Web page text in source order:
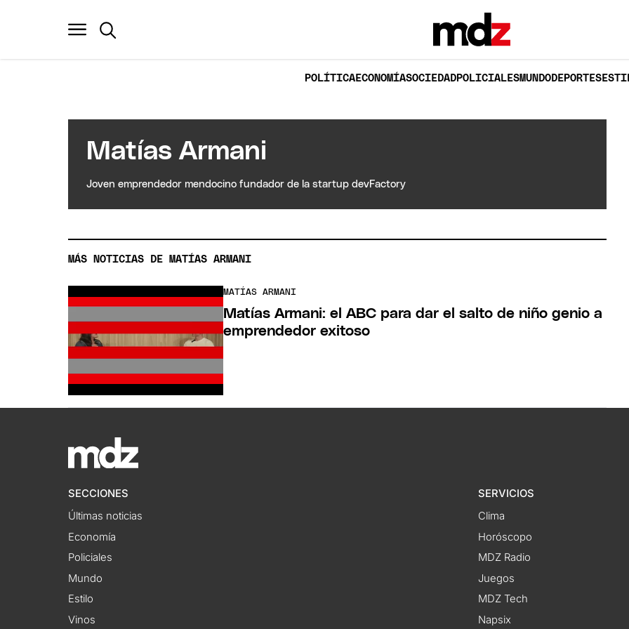
POLÍTICAECONOMÍASOCIEDADPOLICIALESMUNDODEPORTES
Matías Armani
Joven emprendedor mendocino fundador de la startup devFactory
MÁS NOTICIAS DE MATÍAS ARMANI
MATÍAS ARMANI
Matías Armani: el ABC para dar el salto de niño genio a
emprendedor exitoso
SECCIONES
Últimas noticias
Economía
Policiales
Mundo
Estilo
Vinos
SERVICIOS
Clima
Horóscopo
MDZ Radio
Juegos
MDZ Tech
Napsix